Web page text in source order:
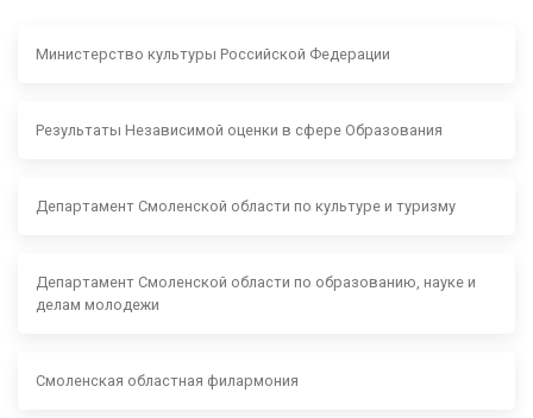
Министерство культуры Российской Федерации
Результаты Независимой оценки в сфере Образования
Департамент Смоленской области по культуре и туризму
Департамент Смоленской области по образованию, науке и
делам молодежи
Смоленская областная филармония